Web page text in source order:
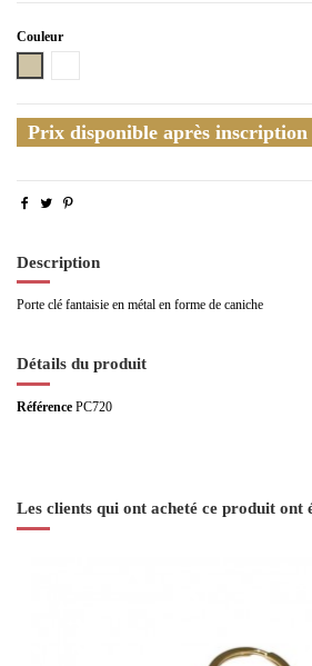
Couleur
Prix disponible après inscription
Description
Porte clé fantaisie en métal en forme de caniche
Détails du produit
Référence PC720
Les clients qui ont acheté ce produit ont